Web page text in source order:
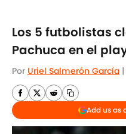
Los 5 futbolistas
Pachuca en el
Por Uriel Salmerón García |
Add us as